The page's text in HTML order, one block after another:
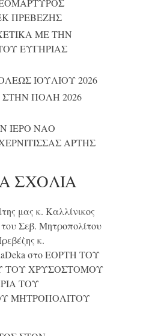
ΠΡΕΒΕΖΗΣ
ΜΕ ΤΗΝ
ΕΥΓΗΡΙΑΣ
ΙΟΥΛΙΟΥ 2026
ΠΟΛΗ 2026
ΙΕΡΟ ΝΑΟ
ΑΡΤΗΣ
ΣΧΌΛΙΑ
μας κ. Καλλίνικος
Σεβ. Μητροπολίτου
κ.
στοΕΟΡΤΗ ΤΟΥ
ΤΟΥ ΧΡΥΣΟΣΤΟΜΟΥ
ΤΟΥ
ΜΗΤΡΟΠΟΛΙΤΟΥ